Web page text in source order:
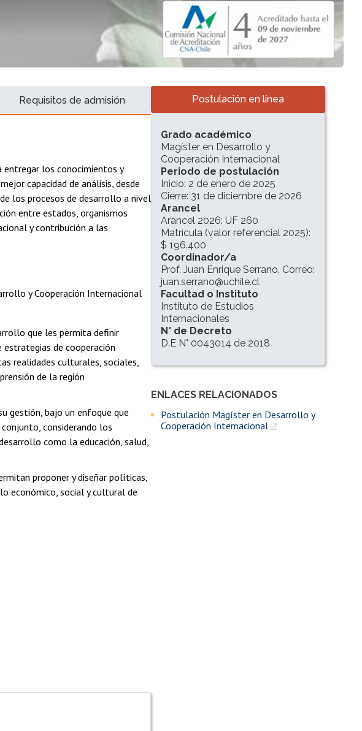
Requisitos de admisión
entregar los conocimientos y
capacidad de análisis, desde
los procesos de desarrollo a nivel
entre estados, organismos
y contribución a las
y Cooperación Internacional
que les permita definir
de cooperación
realidades culturales, sociales,
de la región
gestión, bajo un enfoque que
considerando los
como la educación, salud,
proponer y diseñar políticas,
económico, social y cultural de
Accesos directos
Postulación en línea
INFORMACIÓN DEL PROGRAMA
Grado académico
Magíster en Desarrollo y
Cooperación Internacional
Periodo de postulación
Inicio: 2 de enero de 2025
Cierre: 31 de diciembre de 2026
Arancel
Arancel 2026: UF 260
Matrícula (valor referencial 2025):
$ 196.400
Coordinador/a
Prof. Juan Enrique Serrano. Correo:
juan.serrano@uchile.cl
Facultad o Instituto
Instituto de Estudios
Internacionales
N° de Decreto
D.E N° 0043014 de 2018
Enlaces y documentos de interés
ENLACES RELACIONADOS
Postulación Magíster en Desarrollo y
Cooperación Internacional